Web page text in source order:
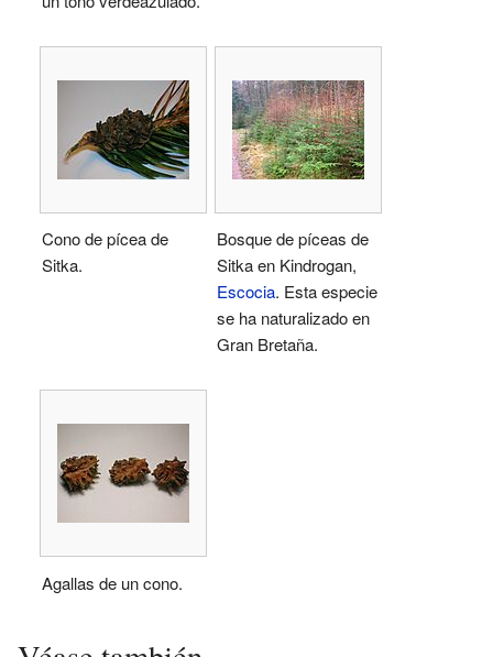
Cono de pícea de
Sitka.
Bosque de píceas de
Sitka en Kindrogan,
Escocia. Esta especie
se ha naturalizado en
Gran Bretaña.
Agallas de un cono.